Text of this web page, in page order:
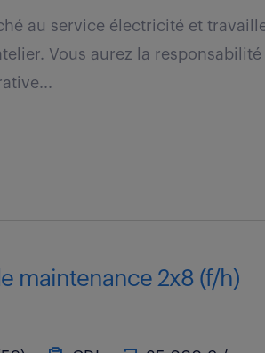
au service électricité et
Vous aurez la
maintenance 2x8 (f/h)